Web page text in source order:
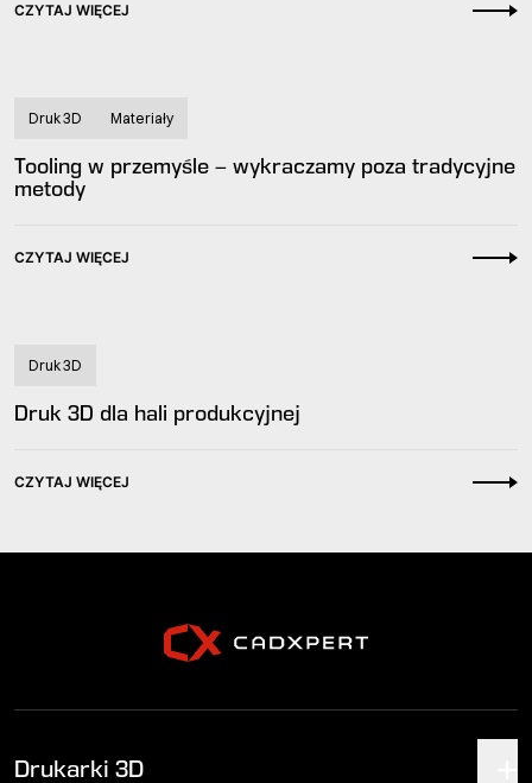
CZYTAJ WIĘCEJ
Druk 3D Materiały
Tooling w przemyśle – wykraczamy poza tradycyjne
metody
CZYTAJ WIĘCEJ
Druk 3D
Druk 3D dla hali produkcyjnej
CZYTAJ WIĘCEJ
Drukarki 3D